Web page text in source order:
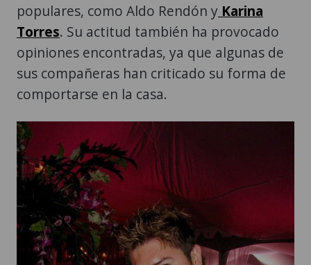
populares, como Aldo Rendón y Karina
Torres. Su actitud también ha provocado
opiniones encontradas, ya que algunas de
sus compañeras han criticado su forma de
comportarse en la casa.